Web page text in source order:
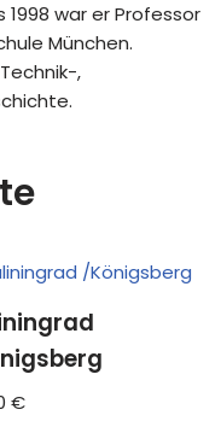
1998 war er Professor
München.
,
€